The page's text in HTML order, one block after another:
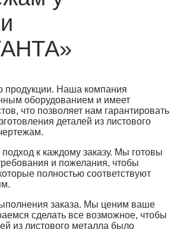
продукции. Наша компания
оборудованием и имеет
что позволяет нам гарантировать
деталей из листового
к каждому заказу. Мы готовы
и пожелания, чтобы
полностью соответствуют
заказа. Мы ценим ваше
сделать все возможное, чтобы
из листового металла было